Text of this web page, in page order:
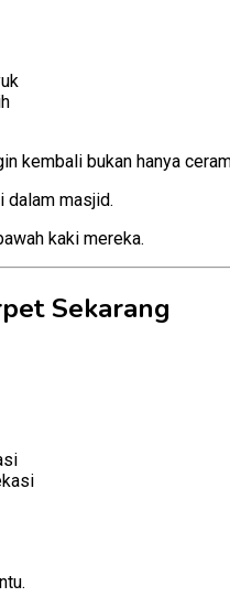
kembali bukan hanya
dalam masjid.
kaki mereka.
Sekarang